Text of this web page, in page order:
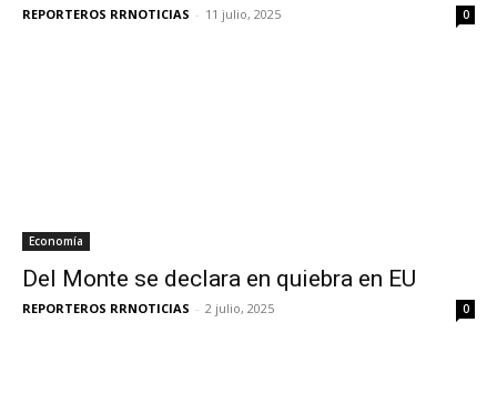
REPORTEROS RRNOTICIAS - 11 julio, 2025 0
Economía
Del Monte se declara en quiebra en EU
REPORTEROS RRNOTICIAS - 2 julio, 2025 0